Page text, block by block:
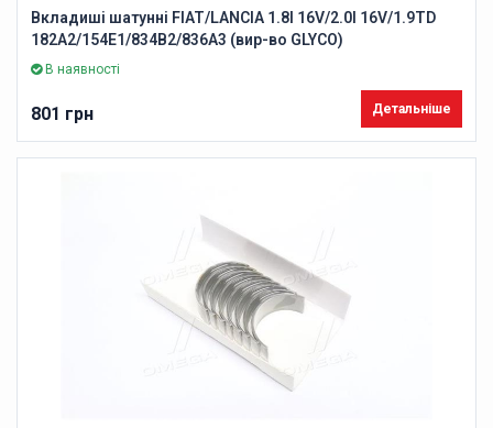
Вкладиші шатунні FIAT/LANCIA 1.8I 16V/2.0I 16V/1.9TD
182A2/154E1/834B2/836A3 (вир-во GLYCO)
В наявності
801 грн Детальніше